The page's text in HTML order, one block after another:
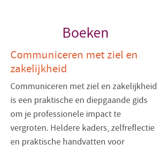
Boeken
Communiceren met ziel en
zakelijkheid
Communiceren met ziel en zakelijkheid
is een praktische en diepgaande gids
om je professionele impact te
vergroten. Heldere kaders, zelfreflectie
en praktische handvatten voor